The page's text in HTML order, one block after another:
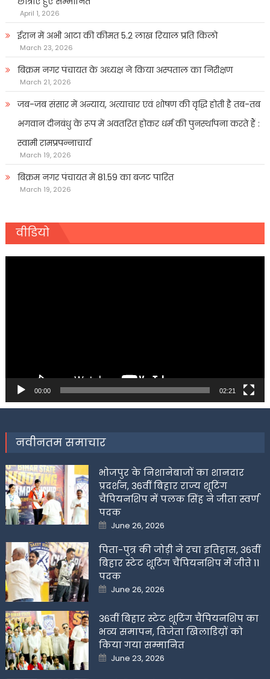
April 1, 2026
ईरान में अभी आटा की कीमत 5.2 लाख रियाल प्रति किलो
March 23, 2026
बिक्रम नगर पंचायत के अध्यक्ष ने किया अस्पताल का निरीक्षण
March 21, 2026
जब-जब संसार में अन्याय, अत्याचार एवं शोषण की वृद्धि होती है तब-तब
भगवान दीनबंधु के रूप में अवतरित होकर धर्म की पुनर्स्थापना करते हैं :
स्वामी रामप्रपन्नाचार्य
March 19, 2026
बिक्रम नगर पंचायत में 81.59 का बजट पारित
March 19, 2026
वीडियो
00:00 02:21
नवीनतम समाचार
भोजपुर के निशानेबाजों का शानदार
प्रदर्शन, 36वीं बिहार राज्य शूटिंग
चैंपियनशिप में पलक सिंह ने जीता स्वर्ण
पदक
Posted
on
June 26, 2026
पिता-पुत्र की जोड़ी ने रचा इतिहास, 36वीं
बिहार स्टेट शूटिंग चैंपियनशिप में जीते 11
पदक
Posted
on
June 26, 2026
36वीं बिहार स्टेट शूटिंग चैंपियनशिप का
भव्य समापन, विजेता खिलाडिय़ों को
किया गया सम्मानित
Posted
on
June 23, 2026